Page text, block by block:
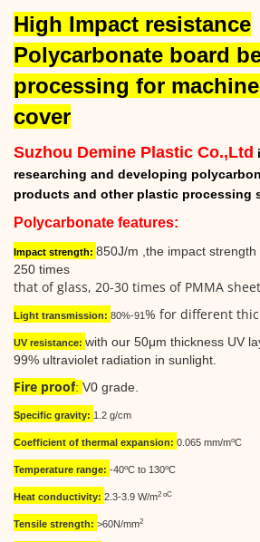
High Impact resistance
Polycarbonate board
processing for
cover
Suzhou Demine Plastic Co.,Ltd
researching and developing
products and other plastic processing
Polycarbonate features:
Impact strength: 850J/m ,the impact
250 times
that of glass, 20-30 times of PMMA sheet
Light transmission: 80%-91% for different
UV resistance: with our 50μm thickness UV
99% ultraviolet radiation in sunlight.
Fire proof: V0 grade.
Specific gravity: 1.2 g/cm
Coefficient of thermal expansion: 0.065 mm/moC
Temperature range: -40oC to 130oC
Heat conductivity: 2.3-3.9 W/m2 oC
Tensile strength: >60N/mm2